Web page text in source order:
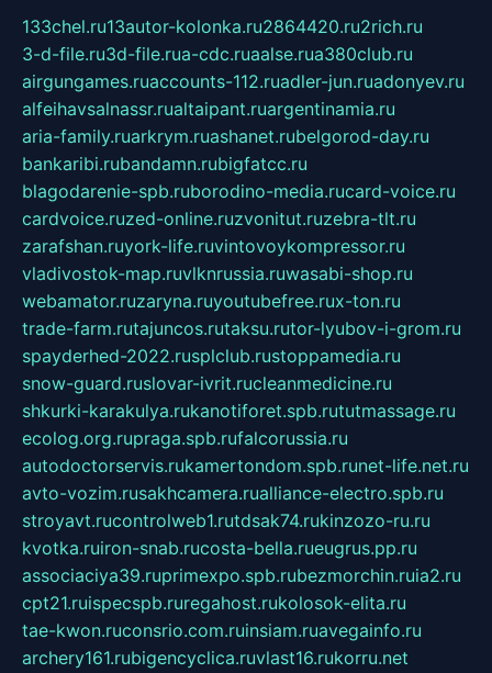
133chel.ru13autor-kolonka.ru2864420.ru2rich.ru
3-d-file.ru3d-file.rua-cdc.ruaalse.rua380club.ru
airgungames.ruaccounts-112.ruadler-jun.ruadonyev.ru
alfeihavsalnassr.rualtaipant.ruargentinamia.ru
aria-family.ruarkrym.ruashanet.rubelgorod-day.ru
bankaribi.rubandamn.rubigfatcc.ru
blagodarenie-spb.ruborodino-media.rucard-voice.ru
cardvoice.ruzed-online.ruzvonitut.ruzebra-tlt.ru
zarafshan.ruyork-life.ruvintovoykompressor.ru
vladivostok-map.ruvlknrussia.ruwasabi-shop.ru
webamator.ruzaryna.ruyoutubefree.rux-ton.ru
trade-farm.rutajuncos.rutaksu.rutor-lyubov-i-grom.ru
spayderhed-2022.rusplclub.rustoppamedia.ru
snow-guard.ruslovar-ivrit.rucleanmedicine.ru
shkurki-karakulya.rukanotiforet.spb.rututmassage.ru
ecolog.org.rupraga.spb.rufalcorussia.ru
autodoctorservis.rukamertondom.spb.runet-life.net.ru
avto-vozim.rusakhcamera.rualliance-electro.spb.ru
stroyavt.rucontrolweb1.rutdsak74.rukinzozo-ru.ru
kvotka.ruiron-snab.rucosta-bella.rueugrus.pp.ru
associaciya39.ruprimexpo.spb.rubezmorchin.ruia2.ru
cpt21.ruispecspb.ruregahost.rukolosok-elita.ru
tae-kwon.ruconsrio.com.ruinsiam.ruavegainfo.ru
archery161.rubigencyclica.ruvlast16.rukorru.net